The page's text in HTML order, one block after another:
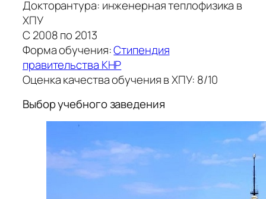
Докторантура: инженерная теплофизика в
ХПУ
С 2008 по 2013
Форма обучения:Стипендия
правительства КНР
Оценка качества обучения в ХПУ: 8/10
Выбор учебного заведения